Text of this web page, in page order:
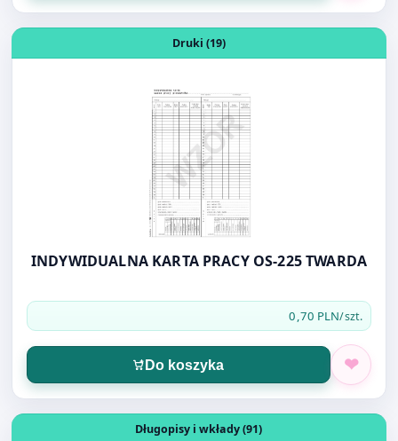
INDYWIDUALNA KARTA PRACY OS-225 TWARDA
0,70 PLN/szt.
Do koszyka
Otwórz produkt: WKŁAD DO DŁUGOPISU ZENITH
Długopisy i wkłady (91)